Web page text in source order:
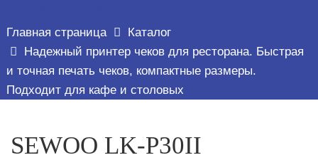
Главная страница
Каталог
Надежный принтер чеков для ресторана. Быстрая
и точная печать чеков, компактные размеры.
Подходит для кафе и столовых
SEWOO LK-P30II